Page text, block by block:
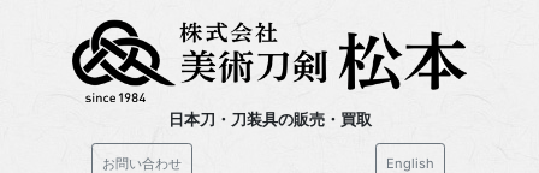
日本刀・刀装具の販売・買取
お問い合わせ English